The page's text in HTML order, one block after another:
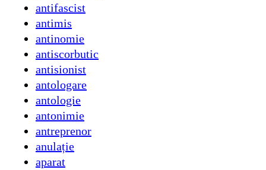
antifascist
antimis
antinomie
antiscorbutic
antisionist
antologare
antologie
antonimie
antreprenor
anulație
aparat